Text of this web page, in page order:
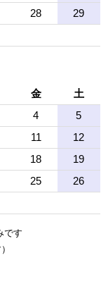
28
29
金
土
4
5
11
12
18
19
25
26
です